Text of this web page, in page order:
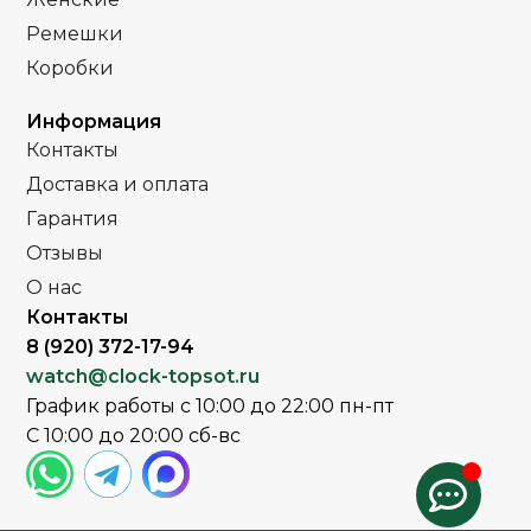
Часы мужские
РЕМЕНЬ
браслет
СТЕКЛО Минеральное
ЦВЕТ БРАСЛЕТА
ЦВЕТ КОРПУСА
ЦИФЕРБЛАТ
ЗАСТЕЖКА
Ремешки
Коробки
Информация
Контакты
Доставка и оплата
Гарантия
Отзывы
О нас
Контакты
8 (920) 372-17-94
watch@clock-topsot.ru
График работы с 10:00 до 22:00 пн-пт
С 10:00 до 20:00 сб-вс